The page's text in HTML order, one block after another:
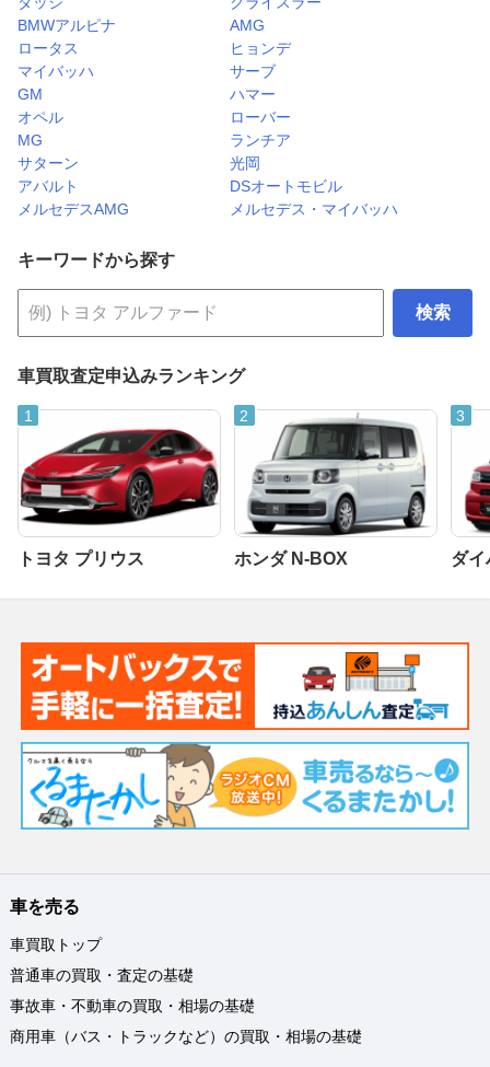
BMWアルピナ
AMG
ロータス
ヒョンデ
マイバッハ
サーブ
GM
ハマー
オペル
ローバー
MG
ランチア
サターン
光岡
アバルト
DSオートモビル
メルセデスAMG
メルセデス・マイバッハ
キーワードから探す
検索
車買取査定申込みランキング
トヨタ プリウス ホンダ N-BOX ダイ
車を売る
車買取トップ
普通車の買取・査定の基礎
事故車・不動車の買取・相場の基礎
商用車（バス・トラックなど）の買取・相場の基礎